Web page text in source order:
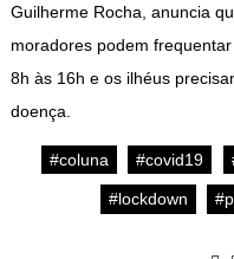
Guilherme Rocha, anuncia
moradores podem
8h às 16h e os ilhéus
doença.
#coluna #covid19
#lockdown